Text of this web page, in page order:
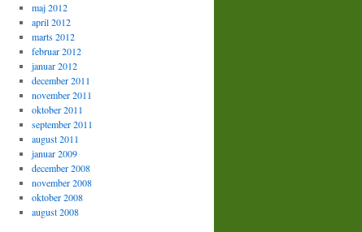
maj 2012
april 2012
marts 2012
februar 2012
januar 2012
december 2011
november 2011
oktober 2011
september 2011
august 2011
januar 2009
december 2008
november 2008
oktober 2008
august 2008